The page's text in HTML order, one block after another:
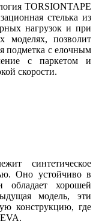
TORSIONTAPE
стелька из
нагрузок и при
моделях, позволит
подметка с елочным
с паркетом и
скорости.
синтетическое
Оно устойчиво в
обладает хорошей
модель, эти
конструкцию, где
EVA.